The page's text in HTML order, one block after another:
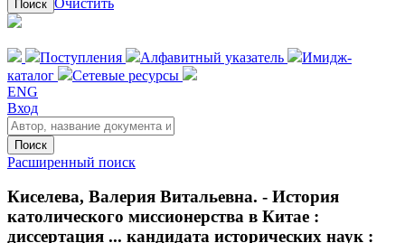
Поиск
Поступления Алфавитный указатель
Имидж-
каталог
Сетевые ресурсы
ENG
Вход
Поиск
Расширенный поиск
Киселева, Валерия Витальевна. - История
католического миссионерства в Китае :
диссертация ... кандидата исторических наук :